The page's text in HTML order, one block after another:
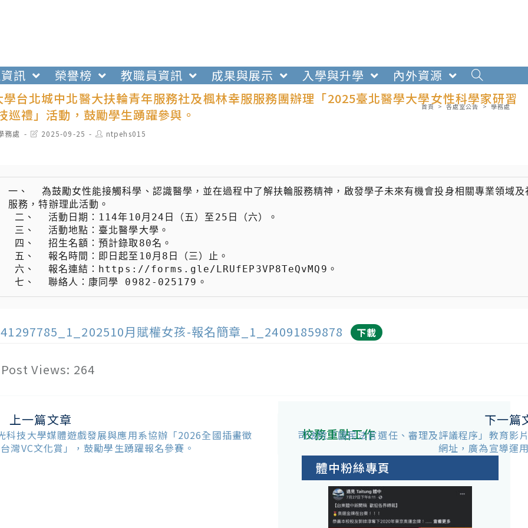
訊 榮譽榜 教職員資訊 成果與展示 入學與升學
內外資源
台北城中北醫大扶輪青年服務社及楓林幸服服務團辦理「2025臺北醫學大學女性科學家研習
巡禮」活動，鼓勵學生踴躍參與。
首頁 > 各處室公告 > 學務處
務處
Post2025-09-25
Post
author:
ntpehs015
一、  為鼓勵女性能接觸科學、認識醫學，並在過程中了解扶輪服務精神，啟發學子未來有機會投身相關專業領域及
服務，特辦理此活動。
七、  聯絡人：康同學 0982-025179。
月賦權女孩-報名簡章_1_24091859878 下載
Post Views: 264
上一篇文章
科技大學媒體遊戲發展與應用系協辦「2026全國插畫徵
灣VC文化賞」，鼓勵學生踴躍報名參賽。
下一篇
司法院「國民法官選任、審理及評議程序」教育影
網址，廣為宣導運
校務重點工作
體中粉絲專頁